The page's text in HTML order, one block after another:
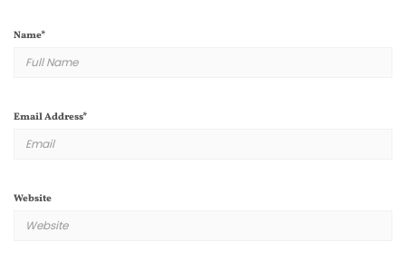
Name*
Email Address*
Website